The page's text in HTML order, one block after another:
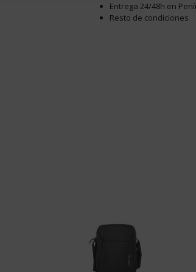
Entrega 24/48h en
Resto de condiciones